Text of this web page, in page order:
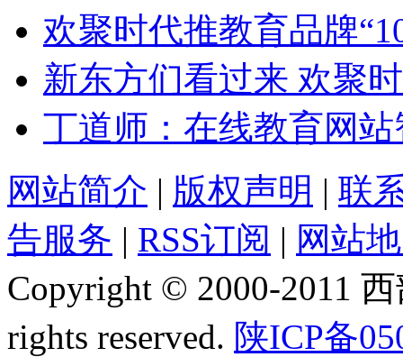
欢聚时代推教育品牌
新东方们看过来 欢聚
丁道师：在线教育网站
网站简介 | 版权声明 | 联
告服务 | RSS订阅 | 网站
Copyright © 2000-2011
rights reserved. 陕ICP备